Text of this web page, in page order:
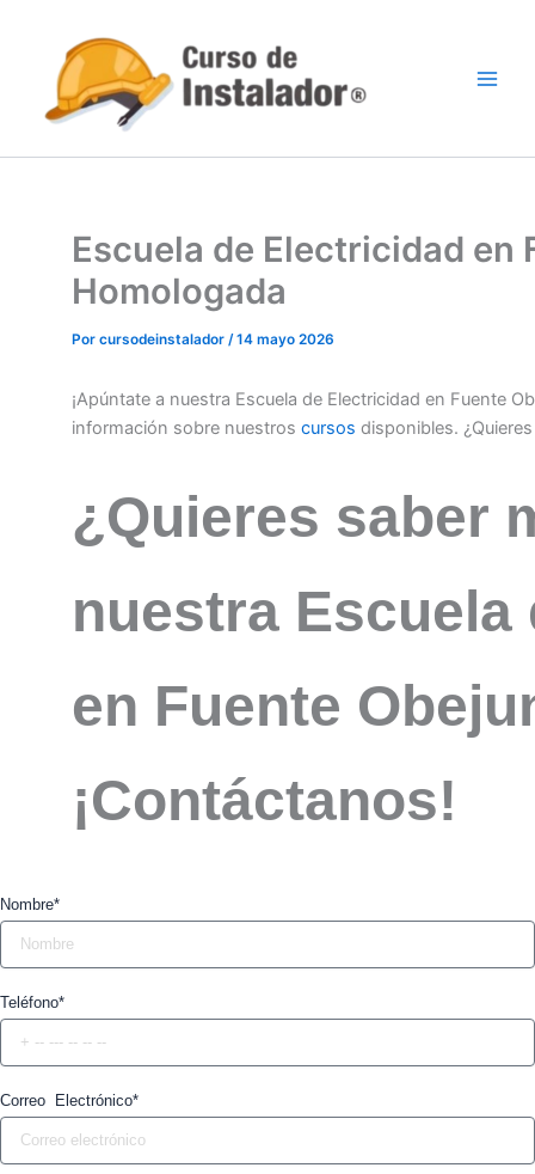
contenido
Escuela de Electricidad en
Homologada
Por cursodeinstalador /14 mayo 2026
¡Apúntate a nuestra Escuela de Electricidad en Fuente
información sobre nuestros cursos disponibles.
¿Quieres saber
nuestra
en Fuente
¡Contáctanos!
Nombre*
Teléfono*
Correo Electrónico*